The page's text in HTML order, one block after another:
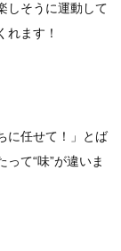
しそうに運動して
れます！
に任せて！」とば
て“味”が違いま